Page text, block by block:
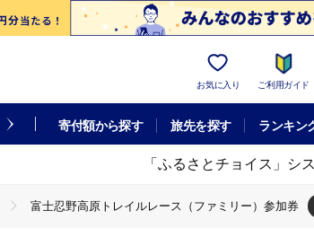
お気に入り ご利用ガイド
寄付額から探す 旅先を探す ランキン
「ふるさとチョイス」シ
富士忍野高原トレイルレース（ファミリー）参加券